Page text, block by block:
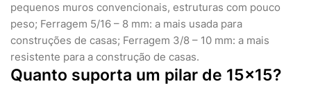
pequenos muros convencionais, estruturas com pouco
peso; Ferragem 5/16 – 8 mm: a mais usada para
construções de casas; Ferragem 3/8 – 10 mm: a mais
resistente para a construção de casas.
Quanto suporta um pilar de 15x15?